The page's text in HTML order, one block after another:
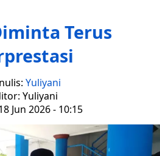
Terus
Yuliyani
Yuliyani
Jun 2026 - 10:15